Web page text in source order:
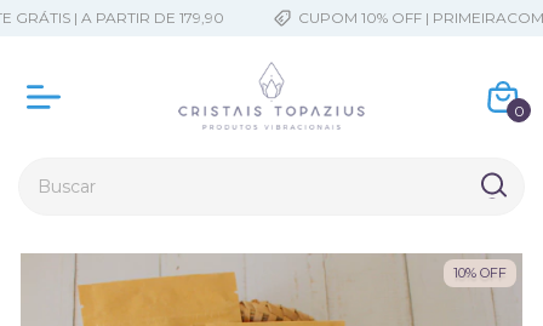
| A PARTIR DE 179,90 CUPOM 10% OFF |
0
10% OFF